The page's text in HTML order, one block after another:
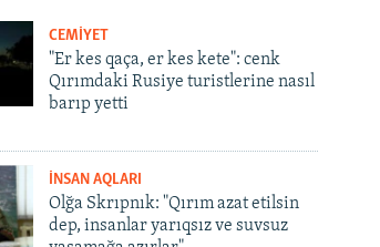
CEMİYET
"Er kes qaça, er kes kete": cenk
Qırımdaki Rusiye turistlerine nasıl
barıp yetti
İNSAN AQLARI
Olğa Skrıpnık: "Qırım azat etilsin
dep, insanlar yarıqsız ve suvsuz